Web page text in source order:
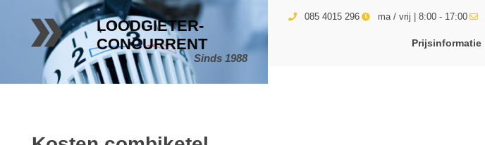
LOODGIETER-
CONCURRENT
Sinds 1988
085 4015 296 ma / vrij | 8:00 - 17:00
Prijsinformatie